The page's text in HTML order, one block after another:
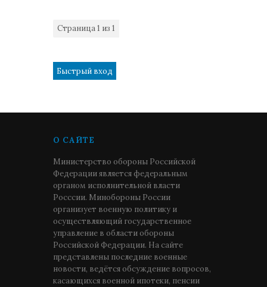
Страница1 из 1
О САЙТЕ
Министерство обороны Российской
Федерации является федеральным
органом исполнительной власти
Росссии. Минобороны России
организует военную политику и
осуществляющий государственное
управление в области обороны
Российской Федерации. На сайте
представлены последние военные
новости, ведётся обсуждение вопросов,
касающихся военной ипотеки, пенсии